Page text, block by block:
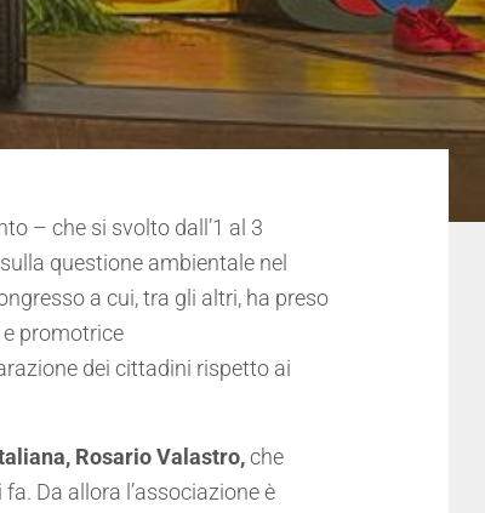
– che si svolto dall’1 al 3
questione ambientale nel
a cui, tra gli altri, ha preso
promotrice
dei cittadini rispetto ai
Rosario Valastro,che
Da allora l’associazione è